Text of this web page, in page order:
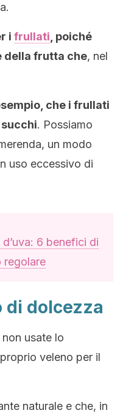
i frullati , poiché
della frutta che, nel
che i frullati
. Possiamo
un modo
uso eccessivo di
6 benefici di
regolare
di dolcezza
usate lo
veleno per il
naturale e che, in